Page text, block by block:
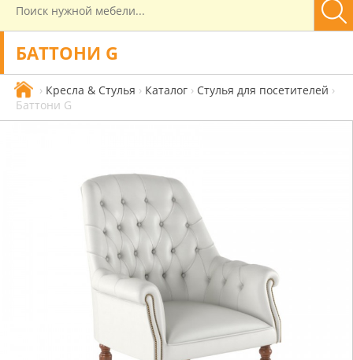
БАТТОНИ G
› Кресла & Стулья › Каталог › Стулья для посетителей ›
Баттони G